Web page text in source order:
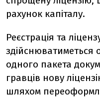
рахунок капіталу.
Реєстрація та
здійснюватиметься
одного пакета
гравців нову
шляхом